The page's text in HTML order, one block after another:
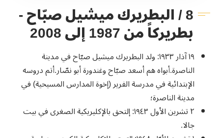
8 / البطريرك ميشيل صبّاح -
بطريركاً من 1987 إلى 2008
١٩ آذار ١٩٣٣: ولد البطريرك ميشيل صبّاح في مدينة
الناصرة.أبواه هم أسعد صبّاح وغندورة أبو نصّار.أتم دروسه
الإبتدائية في مدرسة الفرير (إخوة المدارس المسيحية) في
مدينة الناصرة؛
٢ تشرين الأول ١٩٤٣: إلتحق بالإكليريكية الصغرى في بيت
جالا.